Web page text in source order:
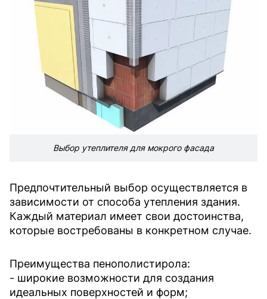
Выбор утеплителя для мокрого фасада
Предпочтительный выбор осуществляется в
зависимости от способа утепления здания.
Каждый материал имеет свои достоинства,
которые востребованы в конкретном случае.
Преимущества пенополистирола:
- широкие возможности для создания
идеальных поверхностей и форм;